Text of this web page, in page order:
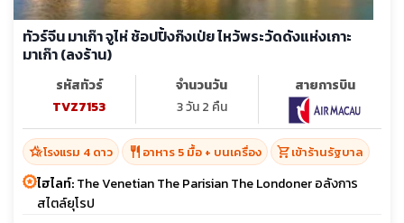
ทัวร์จีน มาเก๊า จูไห่ ช้อปปิ้งก๊งเป่ย ไหว้พระวัดดังแห่งเกาะ
มาเก๊า (ลงร้าน)
รหัสทัวร์
TVZ7153
จำนวนวัน
3 วัน 2 คืน
สายการบิน
hotel_classโรงแรม 4 ดาว restaurant อาหาร 5 มื้อ + บนเครื่อง shopping_cartเข้าร้านรัฐบาล
ไฮไลท์:The Venetian The Parisian The Londoner อลังการ
สไตล์ยุโรป